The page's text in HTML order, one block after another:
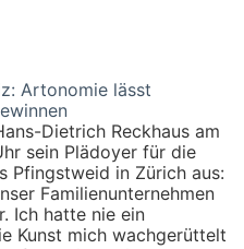
Artonomie lässt
Dietrich Reckhaus am
sein Plädoyer für die
Pfingstweid in Zürich aus:
Familienunternehmen
Ich hatte nie ein
Kunst mich wachgerüttelt